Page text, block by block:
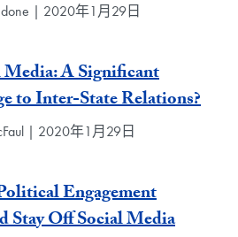
| 2020年1月29日
Media: A Significant
to Inter-State Relations?
| 2020年1月29日
Engagement
Stay Off Social Media